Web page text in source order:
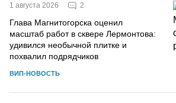
1 августа 2026 2
Глава Магнитогорска оценил
масштаб работ в сквере Лермонтова:
удивился необычной плитке и
похвалил подрядчиков
ВИП-НОВОСТЬ